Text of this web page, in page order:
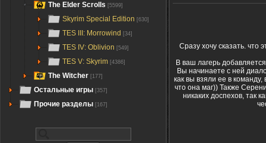
The Elder Scrolls [5599]
Skyrim Special Edition [630]
TES III: Morrowind [34]
TES IV: Oblivion [549]
TES V: Skyrim [4386]
The Witcher [177]
Остальные игры [357]
Прочие разделы [167]
Сразу хочу сказать. что
В ваш лагерь
Вы начинаете с ней
как вы взяли ее в
что она маг)) Также
никаких доспехов, так